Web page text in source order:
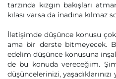
tarzında kızgın bakışları
kılası varsa da inadına kılmaz
İletişimde düşünce konusu
ama bir derste bitmeyecek.
edelim düşünce konusuna
de bu konuda vereceğim.
düşüncelerinizi,